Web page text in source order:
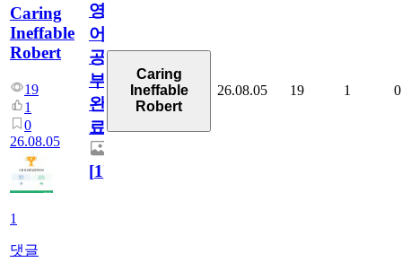
Caring
Ineffable
Robert
19
1
0
26.08.05
1
댓글
영
어
공
부
완
료
[1]
Caring
Ineffable
Robert
26.08.05 19 1 0